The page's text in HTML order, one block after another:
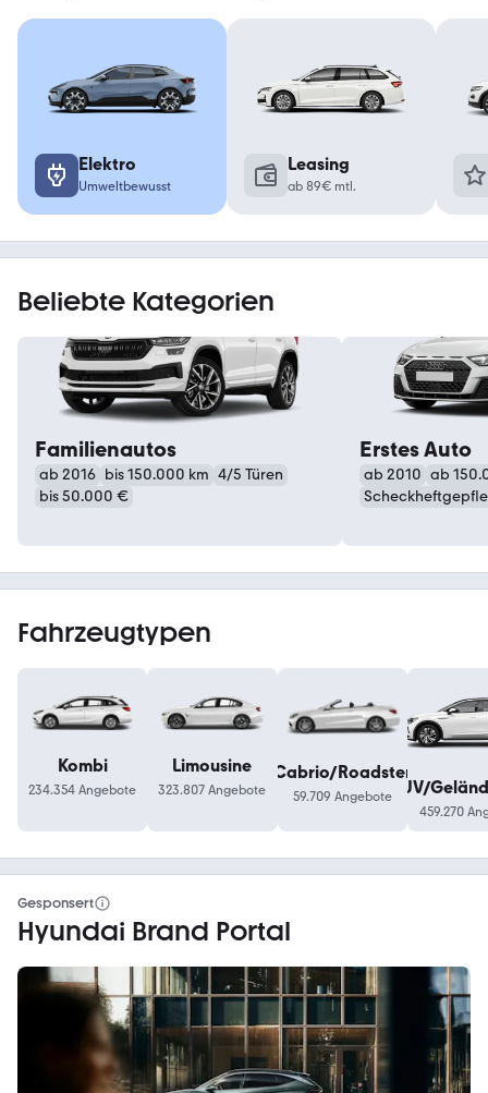
Elektro
Umweltbewusst
Leasing
ab 89€ mtl.
Beliebte Kategorien
Familienautos
ab 2016 bis 150.000 km 4/5 Türen
bis 50.000 €
Erstes Auto
ab 2010 ab
Fahrzeugtypen
Kombi
234.354 Angebote
Limousine
323.807 Angebote
Cabrio/Roadster
59.709 Angebote SUV/
459.270
Hyundai Brand Portal
Gesponsert